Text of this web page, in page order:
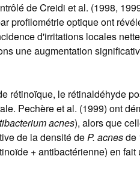
de Creidi et al. (1998,
profilométrie optique ont
d'irritations locales
une augmentation
rétinoïque, le rétinaldéhyde
Pechère et al. (1999) ont
acnes), alors que
de la densité deP. acnesde
+ antibactérienne) en